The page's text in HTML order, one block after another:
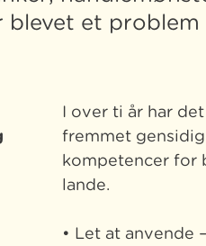
et problem
I over ti år har
fremmet
kompetencer for
lande.
• Let at